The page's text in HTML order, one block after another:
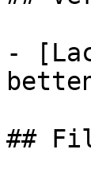
-
##